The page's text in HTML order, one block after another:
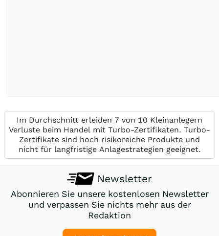
Im Durchschnitt erleiden 7 von 10 Kleinanlegern
Verluste beim Handel mit Turbo-Zertifikaten. Turbo-
Zertifikate sind hoch risikoreiche Produkte und
nicht für langfristige Anlagestrategien geeignet.
Newsletter
Abonnieren Sie unsere kostenlosen Newsletter
und verpassen Sie nichts mehr aus der
Redaktion